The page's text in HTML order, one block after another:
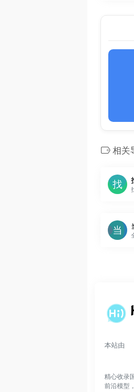
相关
本站由
精心收录
前沿模型